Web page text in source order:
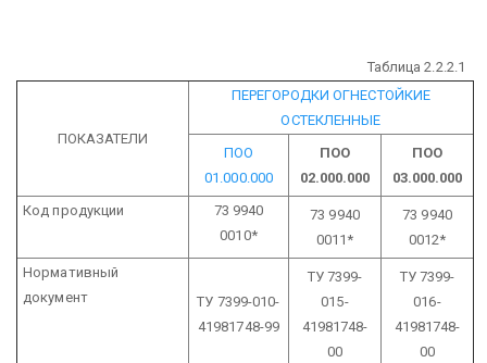
Таблица 2.2.2.1
ПОКАЗАТЕЛИ
ПЕРЕГОРОДКИ ОГНЕСТОЙКИЕ
ОСТЕКЛЕННЫЕ
ПОО
01.000.000
ПОО
02.000.000
ПОО
03.000.000
Код продукции
73 9940
0010*
73 9940
0011*
73 9940
0012*
Нормативный
документ
ТУ 7399-010-
41981748-99
ТУ 7399-
015-
41981748-
00
ТУ 7399-
016-
41981748-
00